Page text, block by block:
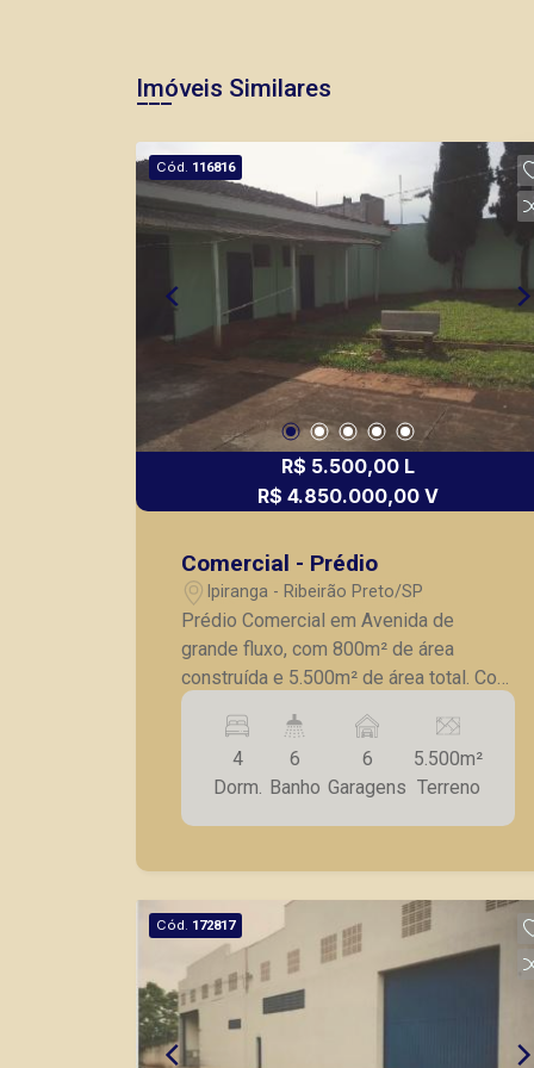
Imóveis Similares
Cód. 116816
R$ 5.500,00 L
R$ 4.850.000,00 V
Comercial - Prédio
Ipiranga - Ribeirão Preto/SP
Prédio Comercial em Avenida de
grande fluxo, com 800m² de área
construída e 5.500m² de área total. Com
04 dormitórios, 06 banheiros, 02 salas,
copa, cozinha, AS, hall de entrada.
Edícula com sala e dormitório.
4
Dorm.
6
Banho
6
Garagens
5.500m²
Terreno
Cód. 172817